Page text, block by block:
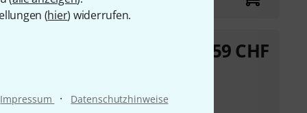
(hier) widerrufen.
Impressum · Datenschutzhinweise
59CHF